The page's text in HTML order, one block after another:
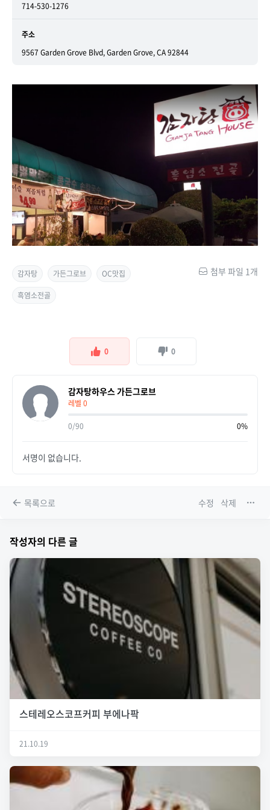
714-530-1276
주소
9567 Garden Grove Blvd, Garden Grove, CA 92844
감자탕 가든그로브
OC맛집
흑염소전골
첨부 파일 1개
0 0
감자탕하우스 가든그로브
레벨 0
0/90 0%
서명이 없습니다.
목록으로 수정 삭제
작성자의 다른 글
스테레오스코프커피 부에나팍
21.10.19